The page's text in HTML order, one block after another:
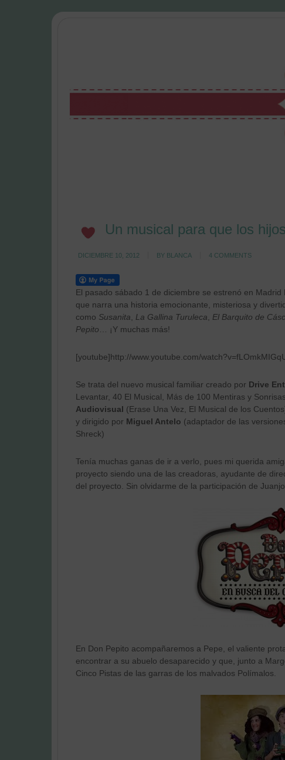
Un musical para que los
DICIEMBRE 10, 2012 BY BLANCA 4 COMMENTS
El pasado sábado 1 de diciembre se estrenó en
que narra una historia emocionante, misteriosa y
como Susanita La Gallina Turuleca El Barquito de
Pepito … ¡Y muchas más!
[youtube]http://www.youtube.com/
Se trata del nuevo musical familiar creado por Drive
Levantar, 40 El Musical, Más de 100 Mentiras y
Audiovisual (Erase Una Vez, El Musical de los
y dirigido por Miguel Antelo (adaptador de las
Shreck)
Tenía muchas ganas de ir a verlo, pues mi querida
proyecto siendo una de las creadoras, ayudante de
del proyecto. Sin olvidarme de la participación de
En Don Pepito acompañaremos a Pepe, el valiente
encontrar a su abuelo desaparecido y que, junto a
Cinco Pistas de las garras de los malvados Polímalos.